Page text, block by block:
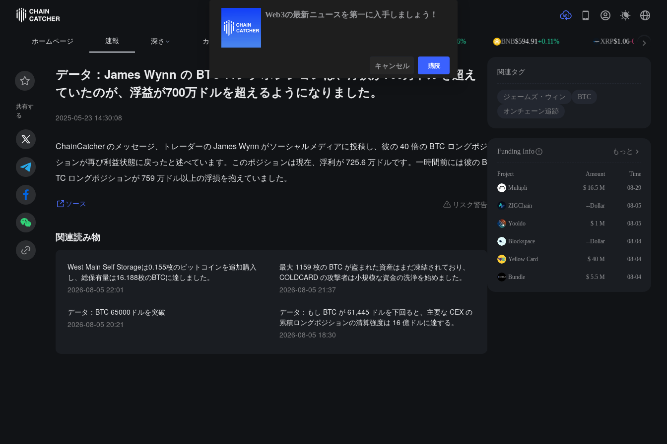
ホームページ 速報 深さ カレンダー +2.26% BNB$594.91+0.11% XRP$1.06-0.86%
共有す
る
データ：James Wynn の BTC ロングポジションは、浮損が700万ドルを超え
ていたのが、浮益が700万ドルを超えるようになりました。
2025-05-23 14:30:08
ChainCatcher のメッセージ、トレーダーの James Wynn がソーシャルメディアに投稿し、彼の 40 倍の BTC ロングポジ
ションが再び利益状態に戻ったと述べています。このポジションは現在、浮利が 725.6 万ドルです。一時間前には彼の B
TC ロングポジションが 759 万ドル以上の浮損を抱えていました。
ソース リスク警告
関連読み物
West Main Self Storageは0.155枚のビットコインを追加購入
し、総保有量は16.188枚のBTCに達しました。
2026-08-05 22:01
最大 1159 枚の BTC が盗まれた資産はまだ凍結されており、
COLDCARD の攻撃者は小規模な資金の洗浄を始めました。
2026-08-05 21:37
データ：BTC 65000ドルを突破
2026-08-05 20:21
データ：もし BTC が 61,445 ドルを下回ると、主要な CEX の
累積ロングポジションの清算強度は 16 億ドルに達する。
2026-08-05 18:30
関連タグ
ジェームズ・ウィン
BTC
オンチェーン追跡
Funding Info もっと
Project Amount
Time
Multipli
$ 16.5 M 08-29
ZIGChain --Dollar 08-05
Yooldo $ 1 M 08-05
Blockspace --Dollar 08-04
Yellow Card $ 40 M 08-04
Bundle $ 5.5 M 08-04
Web3の最新ニュースを第一に入手しましょう！
キャンセル 購読